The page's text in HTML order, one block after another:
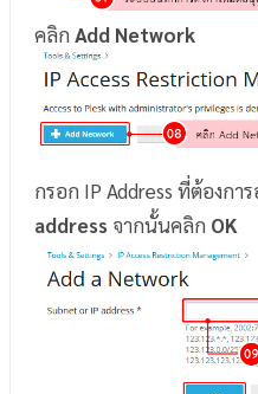
คลิก Add Network
กรอก IP Address ที่ต้องกา
address จากนั้นคลิก OK